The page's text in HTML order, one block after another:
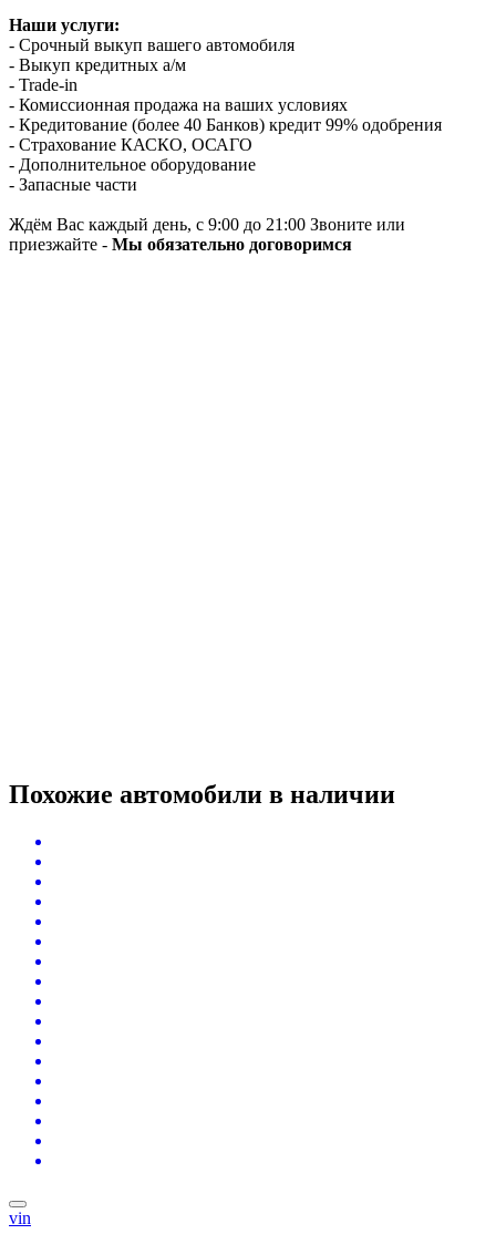
Наши услуги:
- Срочный выкуп вашего автомобиля
- Выкуп кредитных а/м
- Trade-in
- Комиссионная продажа на ваших условиях
- Кредитование (более 40 Банков) кредит 99% одобрения
- Страхование КАСКО, ОСАГО
- Дополнительное оборудование
- Запасные части
Ждём Вас каждый день, с 9:00 до 21:00 Звоните или
приезжайте - Мы обязательно договоримся
Похожие автомобили в наличии
vin